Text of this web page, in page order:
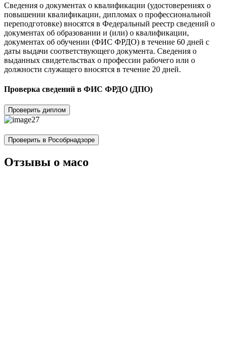
Сведения о документах о квалификации (удостоверениях о
повышении квалификации, дипломах о профессиональной
переподготовке) вносятся в Федеральный реестр сведений о
документах об образовании и (или) о квалификации,
документах об обучении (ФИС ФРДО) в течение 60 дней с
даты выдачи соответствующего документа. Сведения о
выданных свидетельствах о профессии рабочего или о
должности служащего вносятся в течение 20 дней.
Проверка сведений в ФИС ФРДО (ДПО)
Проверить диплом
Проверить в Рособрнадзоре
Отзывы о масо